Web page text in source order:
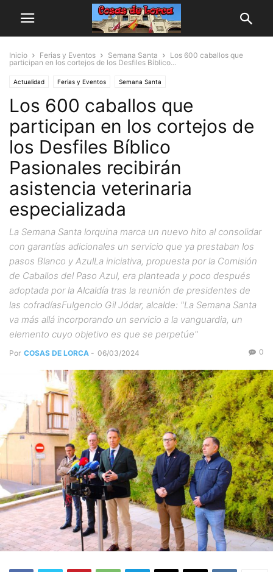
Inicio Ferias y Eventos Semana Santa
Los 600 caballos que
participan en los cortejos de los Desfiles Bíblico...
Actualidad Ferias y Eventos Semana Santa
Los 600 caballos que
participan en los cortejos de
los Desfiles Bíblico
Pasionales recibirán
asistencia veterinaria
especializada
La Semana Santa lorquina marca un nuevo hito al consolidar
con garantías adicionales un servicio que ya prestaban los
pasos Blanco y AzulLa iniciativa, propuesta por la Comisión
de Caballos del Paso Azul, era planteada y poco después
adoptada por la Alcaldía tras la reunión de presidentes de
las cofradíasFulgencio Gil Jódar, alcalde: "La Semana Santa
va más allá incorporando un servicio a la vanguardia, un
elemento cuyo objetivo es que se perpetúe"
Por COSAS DE LORCA - 06/03/2024 0